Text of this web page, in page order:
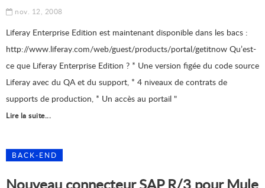
nov. 12, 2008
Liferay Enterprise Edition est maintenant disponible dans les bacs :
http://www.liferay.com/web/guest/products/portal/getitnow Qu’est-
ce que Liferay Enterprise Edition ? * Une version figée du code source
Liferay avec du QA et du support, * 4 niveaux de contrats de
supports de production, * Un accès au portail "
Lire la suite...
BACK-END